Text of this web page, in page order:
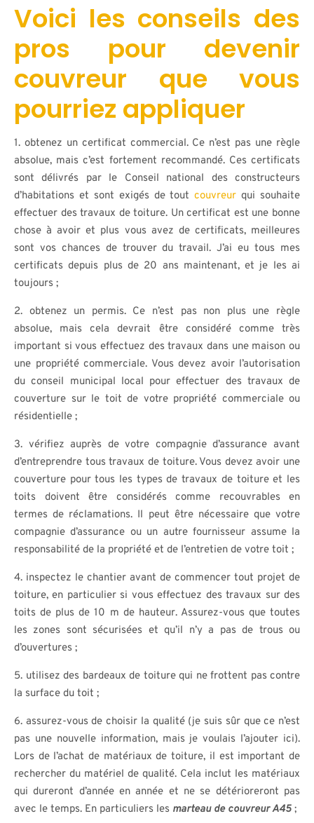
Voici les conseils des
pros pour devenir
couvreur que vous
pourriez appliquer
1. obtenez un certificat commercial. Ce n’est pas une règle
absolue, mais c’est fortement recommandé. Ces certificats
sont délivrés par le Conseil national des constructeurs
d’habitations et sont exigés de toutcouvreur qui souhaite
effectuer des travaux de toiture. Un certificat est une bonne
chose à avoir et plus vous avez de certificats, meilleures
sont vos chances de trouver du travail. J’ai eu tous mes
certificats depuis plus de 20 ans maintenant, et je les ai
toujours ;
2. obtenez un permis. Ce n’est pas non plus une règle
absolue, mais cela devrait être considéré comme très
important si vous effectuez des travaux dans une maison ou
une propriété commerciale. Vous devez avoir l’autorisation
du conseil municipal local pour effectuer des travaux de
couverture sur le toit de votre propriété commerciale ou
résidentielle ;
3. vérifiez auprès de votre compagnie d’assurance avant
d’entreprendre tous travaux de toiture. Vous devez avoir une
couverture pour tous les types de travaux de toiture et les
toits doivent être considérés comme recouvrables en
termes de réclamations. Il peut être nécessaire que votre
compagnie d’assurance ou un autre fournisseur assume la
responsabilité de la propriété et de l’entretien de votre toit ;
4. inspectez le chantier avant de commencer tout projet de
toiture, en particulier si vous effectuez des travaux sur des
toits de plus de 10 m de hauteur. Assurez-vous que toutes
les zones sont sécurisées et qu’il n’y a pas de trous ou
d’ouvertures ;
5. utilisez des bardeaux de toiture qui ne frottent pas contre
la surface du toit ;
6. assurez-vous de choisir la qualité (je suis sûr que ce n’est
pas une nouvelle information, mais je voulais l’ajouter ici).
Lors de l’achat de matériaux de toiture, il est important de
rechercher du matériel de qualité. Cela inclut les matériaux
qui dureront d’année en année et ne se détérioreront pas
avec le temps. En particuliers les marteau de couvreur A45 ;